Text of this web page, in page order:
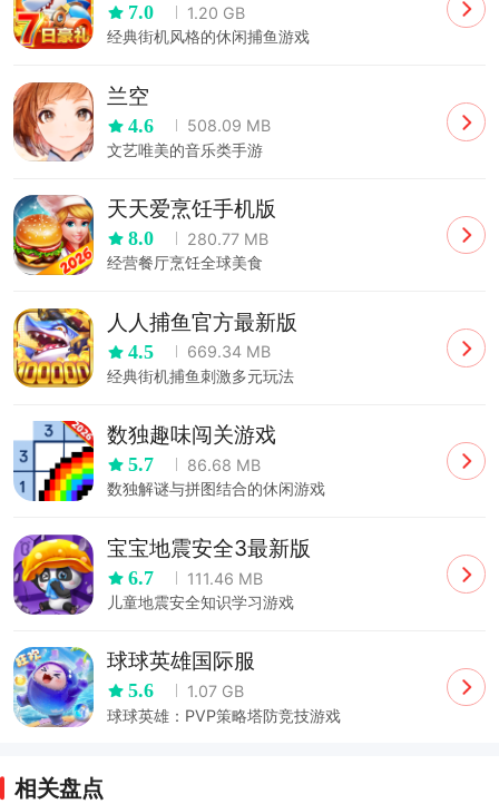
7.0
1.20 GB
经典街机风格的休闲捕鱼游戏
兰空
4.6
508.09 MB
文艺唯美的音乐类手游
天天爱烹饪手机版
8.0
280.77 MB
经营餐厅烹饪全球美食
人人捕鱼官方最新版
4.5
669.34 MB
经典街机捕鱼刺激多元玩法
数独趣味闯关游戏
5.7
86.68 MB
数独解谜与拼图结合的休闲游戏
宝宝地震安全3最新版
6.7
111.46 MB
儿童地震安全知识学习游戏
球球英雄国际服
5.6
1.07 GB
球球英雄：PVP策略塔防竞技游戏
相关盘点